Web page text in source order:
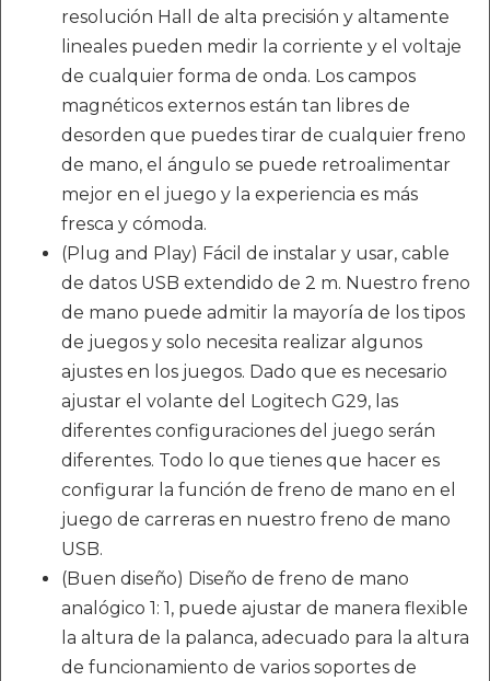
resolución Hall de alta precisión y altamente
lineales pueden medir la corriente y el voltaje
de cualquier forma de onda. Los campos
magnéticos externos están tan libres de
desorden que puedes tirar de cualquier freno
de mano, el ángulo se puede retroalimentar
mejor en el juego y la experiencia es más
fresca y cómoda.
(Plug and Play) Fácil de instalar y usar, cable
de datos USB extendido de 2 m. Nuestro freno
de mano puede admitir la mayoría de los tipos
de juegos y solo necesita realizar algunos
ajustes en los juegos. Dado que es necesario
ajustar el volante del Logitech G29, las
diferentes configuraciones del juego serán
diferentes. Todo lo que tienes que hacer es
configurar la función de freno de mano en el
juego de carreras en nuestro freno de mano
USB.
(Buen diseño) Diseño de freno de mano
analógico 1: 1, puede ajustar de manera flexible
la altura de la palanca, adecuado para la altura
de funcionamiento de varios soportes de